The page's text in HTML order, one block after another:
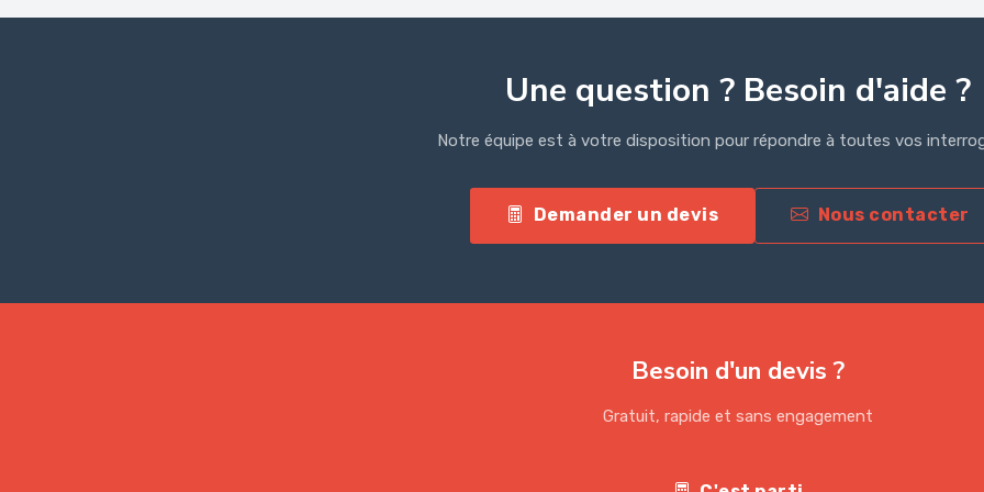
Une question ? Besoin d'aide ?
Notre équipe est à votre disposition pour répondre à toutes vos
Demander un devis Nous contacter
Besoin d'un devis ?
Gratuit, rapide et sans engagement